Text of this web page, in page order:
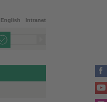
Intranet
English